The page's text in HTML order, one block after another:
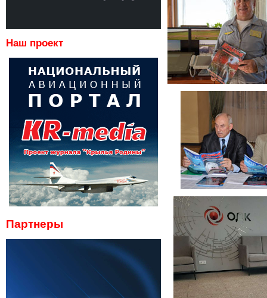
Наш проект
Партнеры